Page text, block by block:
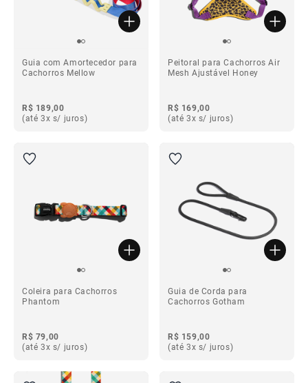
Guia com Amortecedor para
Cachorros Mellow
R$ 189,00
(até 3x s/ juros)
Peitoral para Cachorros Air
Mesh Ajustável Honey
R$ 169,00
(até 3x s/ juros)
Coleira para Cachorros
Phantom
R$ 79,00
(até 3x s/ juros)
Guia de Corda para
Cachorros Gotham
R$ 159,00
(até 3x s/ juros)